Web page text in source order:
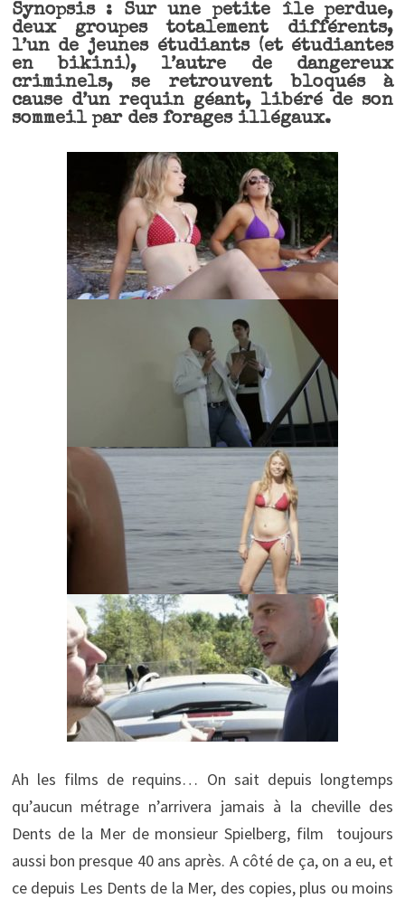
Synopsis : Sur une petite île perdue,
deux groupes totalement différents,
l’un de jeunes étudiants (et étudiantes
en bikini), l’autre de dangereux
criminels, se retrouvent bloqués à
cause d’un requin géant, libéré de son
sommeil par des forages illégaux.
Ah les films de requins… On sait depuis longtemps
qu’aucun métrage n’arrivera jamais à la cheville des
Dents de la Mer de monsieur Spielberg, film toujours
aussi bon presque 40 ans après. A côté de ça, on a eu, et
ce depuis Les Dents de la Mer, des copies, plus ou moins